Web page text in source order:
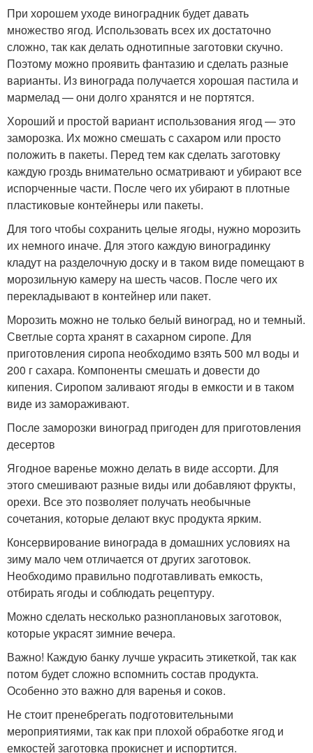
При хорошем уходе виноградник будет давать
множество ягод. Использовать всех их достаточно
сложно, так как делать однотипные заготовки скучно.
Поэтому можно проявить фантазию и сделать разные
варианты. Из винограда получается хорошая пастила и
мармелад — они долго хранятся и не портятся.
Хороший и простой вариант использования ягод — это
заморозка. Их можно смешать с сахаром или просто
положить в пакеты. Перед тем как сделать заготовку
каждую гроздь внимательно осматривают и убирают все
испорченные части. После чего их убирают в плотные
пластиковые контейнеры или пакеты.
Для того чтобы сохранить целые ягоды, нужно морозить
их немного иначе. Для этого каждую виноградинку
кладут на разделочную доску и в таком виде помещают в
морозильную камеру на шесть часов. После чего их
перекладывают в контейнер или пакет.
Морозить можно не только белый виноград, но и темный.
Светлые сорта хранят в сахарном сиропе. Для
приготовления сиропа необходимо взять 500 мл воды и
200 г сахара. Компоненты смешать и довести до
кипения. Сиропом заливают ягоды в емкости и в таком
виде из замораживают.
После заморозки виноград пригоден для приготовления
десертов
Ягодное варенье можно делать в виде ассорти. Для
этого смешивают разные виды или добавляют фрукты,
орехи. Все это позволяет получать необычные
сочетания, которые делают вкус продукта ярким.
Консервирование винограда в домашних условиях на
зиму мало чем отличается от других заготовок.
Необходимо правильно подготавливать емкость,
отбирать ягоды и соблюдать рецептуру.
Можно сделать несколько разноплановых заготовок,
которые украсят зимние вечера.
Важно! Каждую банку лучше украсить этикеткой, так как
потом будет сложно вспомнить состав продукта.
Особенно это важно для варенья и соков.
Не стоит пренебрегать подготовительными
мероприятиями, так как при плохой обработке ягод и
емкостей заготовка прокиснет и испортится.